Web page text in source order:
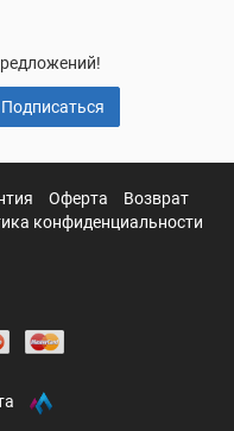
Подписаться
Оферта
Возврат
конфиденциальности